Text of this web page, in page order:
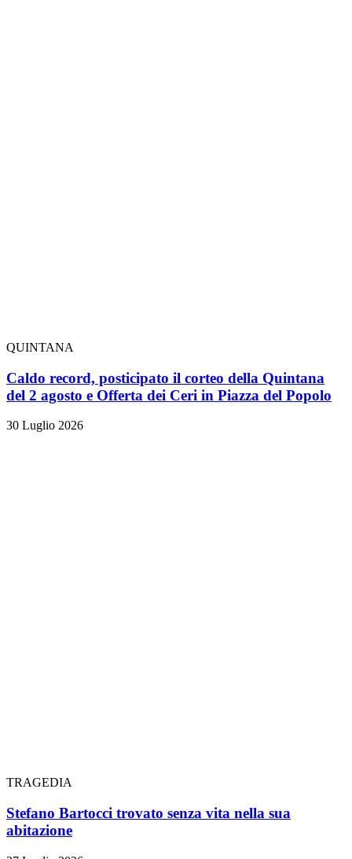
QUINTANA
Caldo record, posticipato il corteo della Quintana
del 2 agosto e Offerta dei Ceri in Piazza del Popolo
30 Luglio 2026
TRAGEDIA
Stefano Bartocci trovato senza vita nella sua
abitazione